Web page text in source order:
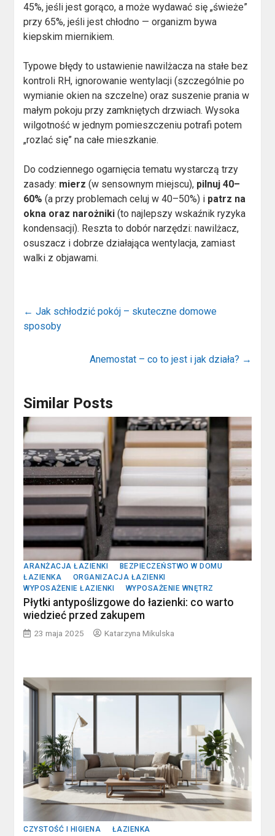
45%, jeśli jest gorąco, a może wydawać się „świeże”
przy 65%, jeśli jest chłodno — organizm bywa
kiepskim miernikiem.
Typowe błędy to ustawienie nawilżacza na stałe bez
kontroli RH, ignorowanie wentylacji (szczególnie po
wymianie okien na szczelne) oraz suszenie prania w
małym pokoju przy zamkniętych drzwiach. Wysoka
wilgotność w jednym pomieszczeniu potrafi potem
„rozlać się” na całe mieszkanie.
Do codziennego ogarnięcia tematu wystarczą trzy
zasady: mierz (w sensownym miejscu), pilnuj 40–
60% (a przy problemach celuj w 40–50%) i patrz na
okna oraz narożniki (to najlepszy wskaźnik ryzyka
kondensacji). Reszta to dobór narzędzi: nawilżacz,
osuszacz i dobrze działająca wentylacja, zamiast
walki z objawami.
← Jak schłodzić pokój – skuteczne domowe
sposoby
Anemostat – co to jest i jak działa? →
Similar Posts
ARANŻACJA ŁAZIENKI
BEZPIECZEŃSTWO W DOMU
ŁAZIENKA
ORGANIZACJA ŁAZIENKI
WYPOSAŻENIE ŁAZIENKI
WYPOSAŻENIE WNĘTRZ
Płytki antypoślizgowe do łazienki: co warto
wiedzieć przed zakupem
23 maja 2025 Katarzyna Mikulska
CZYSTOŚĆ I HIGIENA ŁAZIENKA